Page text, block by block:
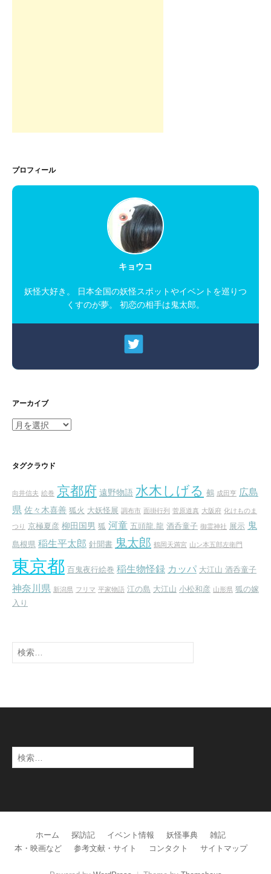
プロフィール
キョウコ
妖怪大好き。 日本全国の妖怪スポットやイベントを巡りつ
くすのが夢。 初恋の相手は鬼太郎。
アーカイブ
ア
イ
タグクラウド
向井信夫 絵巻 京都府 遠野物語 水木しげる 鵺 成田亨 広島
県 佐々木喜善 狐火 大妖怪展 調布市 面掛行列 菅原道真 大阪府 化けものま
つり 京極夏彦 柳田国男 狐 河童 五頭龍.龍 酒呑童子 御霊神社 展示 鬼
島根県 稲生平太郎 針聞書 鬼太郎 鶴岡天満宮 山ン本五郎左衛門
東京都 百鬼夜行絵巻 稲生物怪録 カッパ 大江山 酒呑童子
神奈川県 新潟県 フリマ 平家物語 江の島 大江山 小松和彦 山形県 狐の嫁
入り
検
索:
検
索:
ホーム 探訪記 イベント情報 妖怪事典
雑記
本・映画など
参考文献・サイト コンタクト サイトマップ